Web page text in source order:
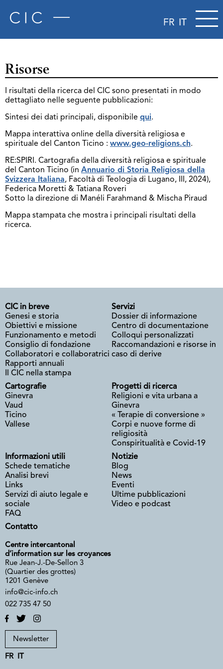
FR IT
Risorse
I risultati della ricerca del CIC sono presentati in modo
dettagliato nelle seguente pubblicazioni:
Sintesi dei dati principali, disponibile qui.
Mappa interattiva online della diversità religiosa e
spirituale del Canton Ticino : www.geo-religions.ch.
RE:SPIRI. Cartografia della diversità religiosa e spirituale
del Canton Ticino (in Annuario di Storia Religiosa della
Svizzera Italiana, Facoltà di Teologia di Lugano, III, 2024),
Federica Moretti & Tatiana Roveri
Sotto la direzione di Manéli Farahmand & Mischa Piraud
Mappa stampata che mostra i principali risultati della
ricerca.
CIC in breve
Genesi e storia
Obiettivi e missione
Funzionamento e metodi
Consiglio di fondazione
Collaboratori e collaboratrici
Rapporti annuali
Il CIC nella stampa
Servizi
Dossier di informazione
Centro di documentazione
Colloqui personalizzati
Raccomandazioni e risorse in
caso di derive
Cartografie
Ginevra
Vaud
Ticino
Vallese
Progetti di ricerca
Religioni e vita urbana a
Ginevra
« Terapie di conversione »
Corpi e nuove forme di
religiosità
Conspiritualità e Covid-19
Informazioni utili
Schede tematiche
Analisi brevi
Links
Servizi di aiuto legale e
sociale
FAQ
Notizie
Blog
News
Eventi
Ultime pubblicazioni
Video e podcast
Contatto
Centre intercantonal
d’information sur les croyances
Rue Jean-J.-De-Sellon 3
(Quartier des grottes)
1201 Genève
info@cic-info.ch
022 735 47 50
Newsletter
FR IT